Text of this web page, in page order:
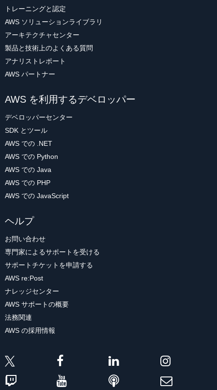
トレーニングと認定
AWS ソリューションライブラリ
アーキテクチャセンター
製品と技術上のよくある質問
アナリストレポート
AWS パートナー
AWS を利用するデベロッパー
デベロッパーセンター
SDK とツール
AWS での .NET
AWS での Python
AWS での Java
AWS での PHP
AWS での JavaScript
ヘルプ
お問い合わせ
専門家によるサポートを受ける
サポートチケットを申請する
AWS re:Post
ナレッジセンター
AWS サポートの概要
法務関連
AWS の採用情報